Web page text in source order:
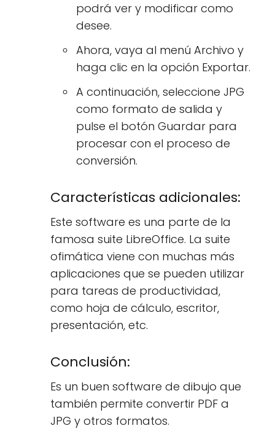
podrá ver y modificar como
desee.
Ahora, vaya al menú Archivo y
haga clic en la opción Exportar.
A continuación, seleccione JPG
como formato de salida y
pulse el botón Guardar para
procesar con el proceso de
conversión.
Características adicionales:
Este software es una parte de la
famosa suite LibreOffice. La suite
ofimática viene con muchas más
aplicaciones que se pueden utilizar
para tareas de productividad,
como hoja de cálculo, escritor,
presentación, etc.
Conclusión:
Es un buen software de dibujo que
también permite convertir PDF a
JPG y otros formatos.